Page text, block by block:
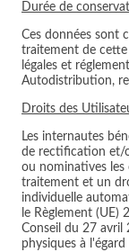
Durée de
Ces données sont
traitement de
légales et
Autodistribution,
Droits des
Les internautes
de rectification et/
ou nominatives
traitement et un
individuelle
le Règlement
Conseil du 27 avril
physiques à